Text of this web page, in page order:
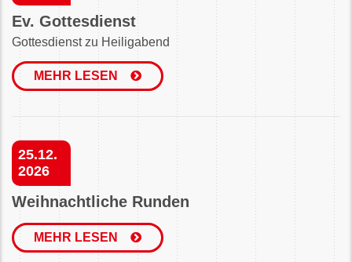
Ev. Gottesdienst
Gottesdienst zu Heiligabend
MEHR LESEN
25.12.
2026
Weihnachtliche Runden
MEHR LESEN